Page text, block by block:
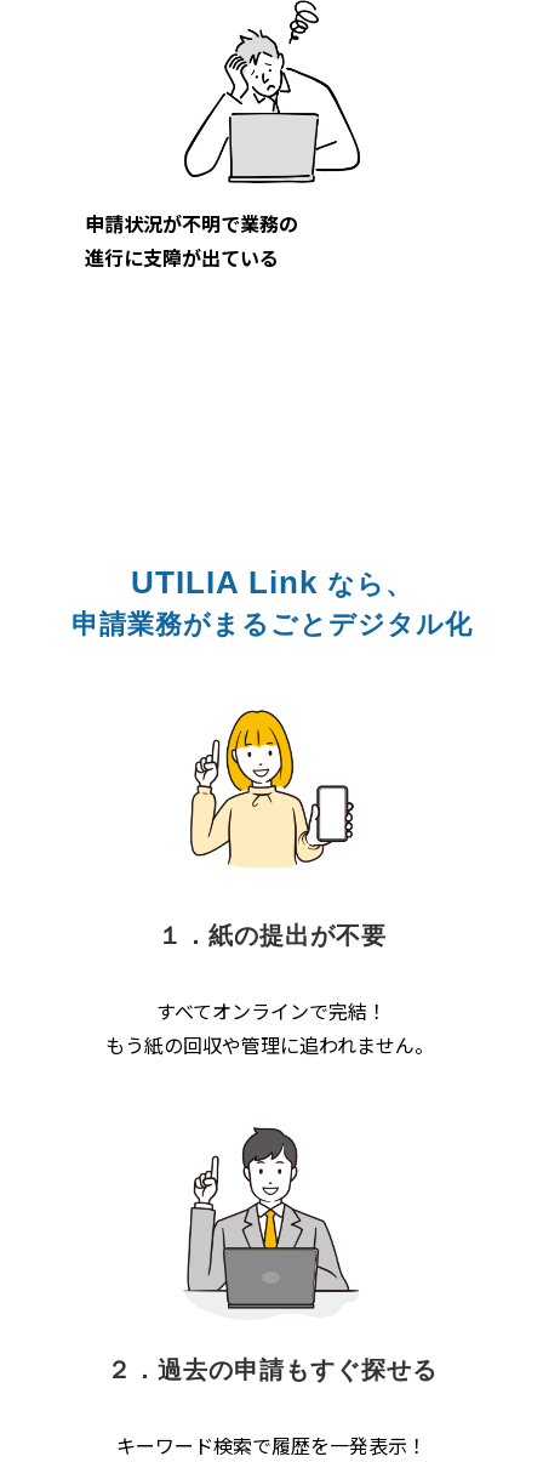
申請状況が不明で業務の
進行に支障が出ている
UTILIA Link なら、
申請業務がまるごとデジタル化
１．紙の提出が不要
すべてオンラインで完結！
もう紙の回収や管理に追われません。
２．過去の申請もすぐ探せる
キーワード検索で履歴を一発表示！